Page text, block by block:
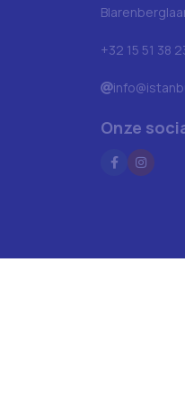
+32 15 51 38
Onze